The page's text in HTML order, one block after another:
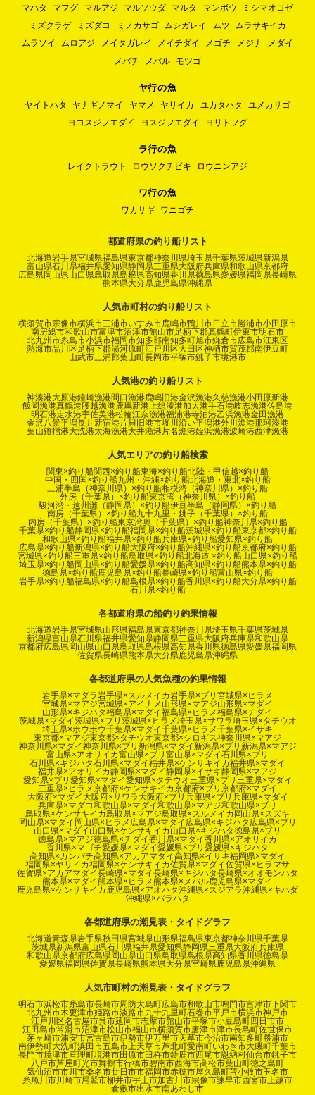
マハタ
マフグ マルアジ マルソウダ マルタ マンボウ
ミシマオコゼ
ミズクラゲ
ミズダコ ミノカサゴ ムシガレイ ムツ
ムラサキイカ
ムラソイ
ムロアジ メイタガレイ メイチダイ メゴチ メジナ
メダイ
メバチ
メバル モツゴ
ヤ行の魚
ヤイトハタ ヤナギノマイ ヤマメ ヤリイカ ユカタハタ
ユメカサゴ
ヨコスジフエダイ
ヨスジフエダイ ヨリトフグ
ラ行の魚
レイクトラウト ロウソクチビキ ロウニンアジ
ワ行の魚
ワカサギ ワニゴチ
都道府県の釣り船リスト
北海道岩手県宮城県福島県東京都神奈川県埼玉県千葉県茨城県新潟県
富山県石川県福井県愛知県静岡県三重県大阪府兵庫県和歌山県京都府
広島県岡山県山口県鳥取県島根県高知県香川県徳島県愛媛県福岡県長崎県
熊本県大分県鹿児島県沖縄県
人気市町村の釣り船リスト
横須賀市宗像市横浜市三浦市いすみ市鹿嶋市鴨川市日立市勝浦市小田原市
南房総市和歌山市富津市沼津市館山市足柄下郡真鶴町伊東市明石市
北九州市糸島市小浜市福岡市知多郡南知多町旭市鎌倉市広島市江東区
熱海市品川区足柄下郡湯河原町江戸川区大田区神栖市賀茂郡南伊豆町
山武市三浦郡葉山町長岡市平塚市銚子市境港市
人気港の釣り船リスト
神湊港大原港鐘崎漁港間口漁港鹿嶋旧港金沢漁港久慈漁港小田原新港
飯岡漁港真鶴港腰越漁港鹿嶋新港上総湊港加太港手石港岐志漁港佐島港
明石港走水港宇佐美港松輪江奈漁港福浦港寺泊港乙浜漁港金田漁港
金沢八景平潟長井新宿港片貝旧港市堀川沿い平潟港外川漁港那珂湊港
葉山鐙摺港大洗港太海漁港大井漁港片名漁港姪浜漁港波崎港西津漁港
人気エリアの釣り船検索
関東×釣り船関西×釣り船東海×釣り船北陸・甲信越×釣り船
中国・四国×釣り船九州・沖縄×釣り船北海道・東北×釣り船
三浦半島（神奈川県）×釣り船相模湾（神奈川県）×釣り船
外房（千葉県）×釣り船東京湾（神奈川県）×釣り船
駿河湾・遠州灘（静岡県）×釣り船伊豆半島（静岡県）×釣り船
南房（千葉県）×釣り船九十九里・銚子（千葉県）×釣り船
内房（千葉県）×釣り船東京湾奥（千葉県）×釣り船神奈川県×釣り船
千葉県×釣り船静岡県×釣り船福岡県×釣り船茨城県×釣り船東京都×釣り船
和歌山県×釣り船福井県×釣り船兵庫県×釣り船愛知県×釣り船
広島県×釣り船新潟県×釣り船大阪府×釣り船沖縄県×釣り船京都府×釣り船
宮城県×釣り船三重県×釣り船鳥取県×釣り船北海道 ×釣り船山口県×釣り船
埼玉県×釣り船岡山県×釣り船愛媛県×釣り船高知県×釣り船熊本県×釣り船
徳島県×釣り船鹿児島県×釣り船長崎県×釣り船富山県×釣り船
岩手県×釣り船福島県×釣り船島根県×釣り船香川県×釣り船大分県×釣り船
石川県×釣り船
各都道府県の船釣り釣果情報
北海道岩手県宮城県山形県福島県東京都神奈川県埼玉県千葉県茨城県
新潟県富山県石川県福井県愛知県静岡県三重県大阪府兵庫県和歌山県
京都府広島県岡山県山口県鳥取県島根県高知県香川県徳島県愛媛県福岡県
佐賀県長崎県熊本県大分県鹿児島県沖縄県
各都道府県の人気魚種の釣果情報
岩手県×マダラ岩手県×スルメイカ岩手県×ブリ 宮城県×ヒラメ
宮城県×マアジ宮城県×アイナメ 山形県×マアジ山形県×マダイ
山形県×キジハタ福島県×マダイ福島県×ヒラメ福島県×チダイ
茨城県×マダイ茨城県×ブリ 茨城県×ヒラメ埼玉県×サワラ埼玉県×タチウオ
埼玉県×ホウボウ千葉県×マダイ千葉県×ヒラメ千葉県×イサキ
東京都×マアジ東京都×タチウオ東京都×シロギス神奈川県×マアジ
神奈川県×マダイ神奈川県×ブリ 新潟県×マダイ 新潟県×ブリ 新潟県×マアジ
富山県×アオリイカ富山県×ブリ 富山県×マダイ石川県×ブリ
石川県×キジハタ石川県×マダイ福井県×ケンサキイカ福井県×マダイ
福井県×アオリイカ静岡県×マダイ静岡県×イサキ静岡県×マアジ
愛知県×ブリ 愛知県×マダイ愛知県×タチウオ三重県×ブリ 三重県×マダイ
三重県×ヒラメ京都府×ケンサキイカ京都府×ブリ 京都府×マダイ
大阪府×マダイ 大阪府×サワラ 大阪府×ブリ 兵庫県×ブリ 兵庫県×マダイ
兵庫県×マダコ和歌山県×マダイ和歌山県×マアジ和歌山県×ブリ
鳥取県×ケンサキイカ鳥取県×マアジ鳥取県×スルメイカ 岡山県×スズキ
岡山県×マダイ 岡山県×ヒラメ 広島県×マダイ 広島県×キジハタ 広島県×ブリ
山口県×マダイ 山口県×ケンサキイカ 山口県×キジハタ徳島県×ブリ
徳島県×マアジ徳島県×チダイ香川県×マダイ香川県×アオリイカ
香川県×マゴチ愛媛県×マダイ愛媛県×ブリ 愛媛県×キジハタ
高知県×カンパチ高知県×アカアマダイ高知県×イサキ福岡県×マダイ
福岡県×ヤリイカ福岡県×ケンサキイカ佐賀県×マダイ佐賀県×ヒラマサ
佐賀県×アカアマダイ長崎県×マダイ長崎県×キジハタ長崎県×オオモンハタ
熊本県×マダイ熊本県×ヒラメ熊本県×メバル鹿児島県×マダイ
鹿児島県×ケンサキイカ 鹿児島県×アオハタ沖縄県×スジアラ沖縄県×キハダ
沖縄県×バラハタ
各都道府県の潮見表・タイドグラフ
北海道青森県岩手県秋田県宮城県山形県福島県東京都神奈川県千葉県
茨城県新潟県富山県石川県福井県愛知県静岡県三重県大阪府兵庫県
和歌山県京都府広島県岡山県山口県鳥取県島根県高知県香川県徳島県
愛媛県福岡県佐賀県長崎県熊本県大分県宮崎県鹿児島県沖縄県
人気市町村の潮見表・タイドグラフ
明石市浜松市糸島市長崎市周防大島町広島市和歌山市鳴門市富津市下関市
北九州市木更津市姫路市淡路市九十九里町石巻市平戸市横浜市神戸市
江戸川区名古屋市呉市延岡市志摩市館山市平塚市小豆島町四日市市
江田島市常滑市沼津市松山市福山市横須賀市唐津市津市長島町佐世保市
茅ヶ崎市浦安市宮古島市伊勢市伊万里市天草市今治市南知多町勝浦市
南伊勢町大洗町浜田市五島市上天草市芦北町愛南町いわき市大磯町千葉市
長門市焼津市亘理町境港市田原市臼杵市鈴鹿市西尾市恩納村仙台市銚子市
八戸市芦屋町光市舞鶴市行橋市碧南市西海市高松市葉山町徳之島町
気仙沼市市川市桑名市廿日市市福岡市赤穂市屋久島町苫小牧市玉名市
糸魚川市川崎市尾鷲市柳井市宇土市加古川市宗像市諫早市西宮市上越市
倉敷市出水市南あわじ市